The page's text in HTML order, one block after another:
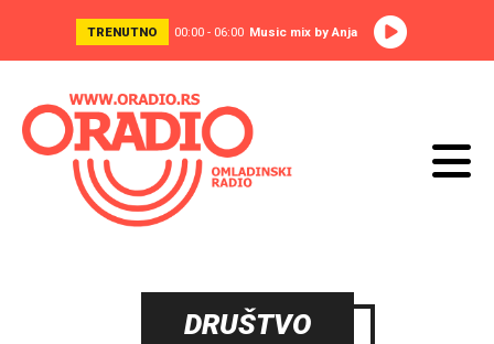
TRENUTNO 00:00 - 06:00 Music mix by Anja
DRUŠTVO